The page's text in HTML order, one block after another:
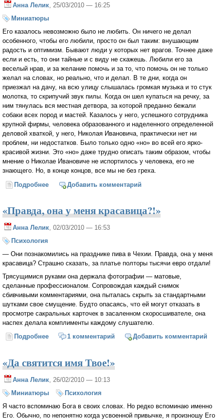
Анна Лелик, 25/03/2010 — 16:25
Миниатюры
Его казалось невозможно было не любить. Он ничего не делал
особенного, чтобы его любили, просто он был таким: внушающим
радость и оптимизм. Бывают люди у которых нет врагов. Точнее даже
если и есть, то они тайные и с виду не скажешь. Любили его за
веселый нрав, и за желание помочь и за то, что помочь он не только
желал на словах, но реально, что и делал. В те дни, когда он
приезжал на дачу, на всю улицу слышалась громкая музыка и то стук
молотка, то скрипучий звук пилы. Когда он шел купаться на речку, за
ним тянулась вся местная детвора, за которой преданно бежали
собаки всех пород и мастей. Казалось у него, успешного сотрудника
крупной фирмы, человека образованного и наделенного определенной
деловой хваткой, у него, Николая Ивановича, практически нет ни
проблем, ни недостатков. Было только одно «но» во всей его ярко-
красивой жизни. Это «но» даже трудно описать таким образом, чтобы
мнение о Николае Ивановиче не испортилось у человека, его не
знающего. Но, в конце концов, все мы не без греха.
Подробнее о Николай Иванович
Добавить комментарий
«Правда, она у меня красавица?!»
Анна Лелик, 02/03/2010 — 16:53
Психология
— Они познакомились на празднике пива в Чехии. Правда, она у меня
красавица? Страшно сказать, за платье полторы тысячи евро отдали!
Трясущимися руками она держала фотографии — матовые,
сделанные профессионалом. Сопровождая каждый снимок
сбивчивыми комментариями, она пыталась скрыть за стандартными
шутками свое смущение. Будто опасаясь, что ей могут отказать в
просмотре сакральных карточек в засаленном скоросшивателе, она
наспех делала комплименты каждому слушателю.
Подробнее о «Правда, она у меня красавица?!»
1 комментарий Добавить комментарий
«Да святится имя Твое!»
Анна Лелик, 26/02/2010 — 10:13
Миниатюры
Психология
Я часто вспоминаю Бога в своих словах. Но редко вспоминаю именно
Его. Обычно, по непонятно когда усвоенной привычке, я произношу Его